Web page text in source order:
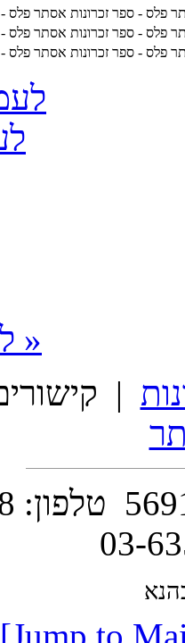
אסתר פלס - פלס - ספר זכרונות
אסתר פלס - פלס - ספר זכרונות
אסתר פלס - פלס - ספר זכרונות
«
‹
לעמוד האחרון »
|
[Jump to